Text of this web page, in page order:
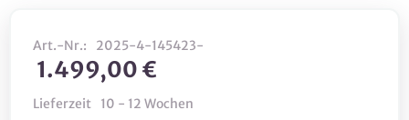
Art.-Nr.: 2025-4-145423-
1.499,00 €
Lieferzeit 10 - 12 Wochen